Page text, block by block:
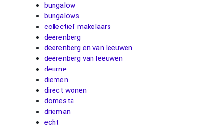
bungalow
bungalows
collectief makelaars
deerenberg
deerenberg en van leeuwen
deerenberg van leeuwen
deurne
diemen
direct wonen
domesta
drieman
echt